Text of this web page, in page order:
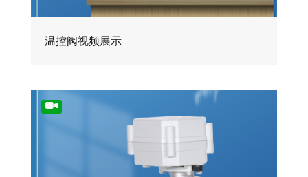
温控阀视频展示